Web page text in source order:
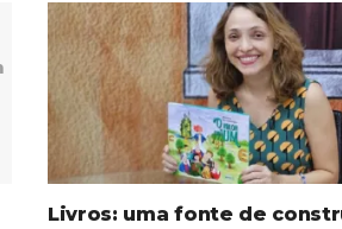
Livros: uma fonte de